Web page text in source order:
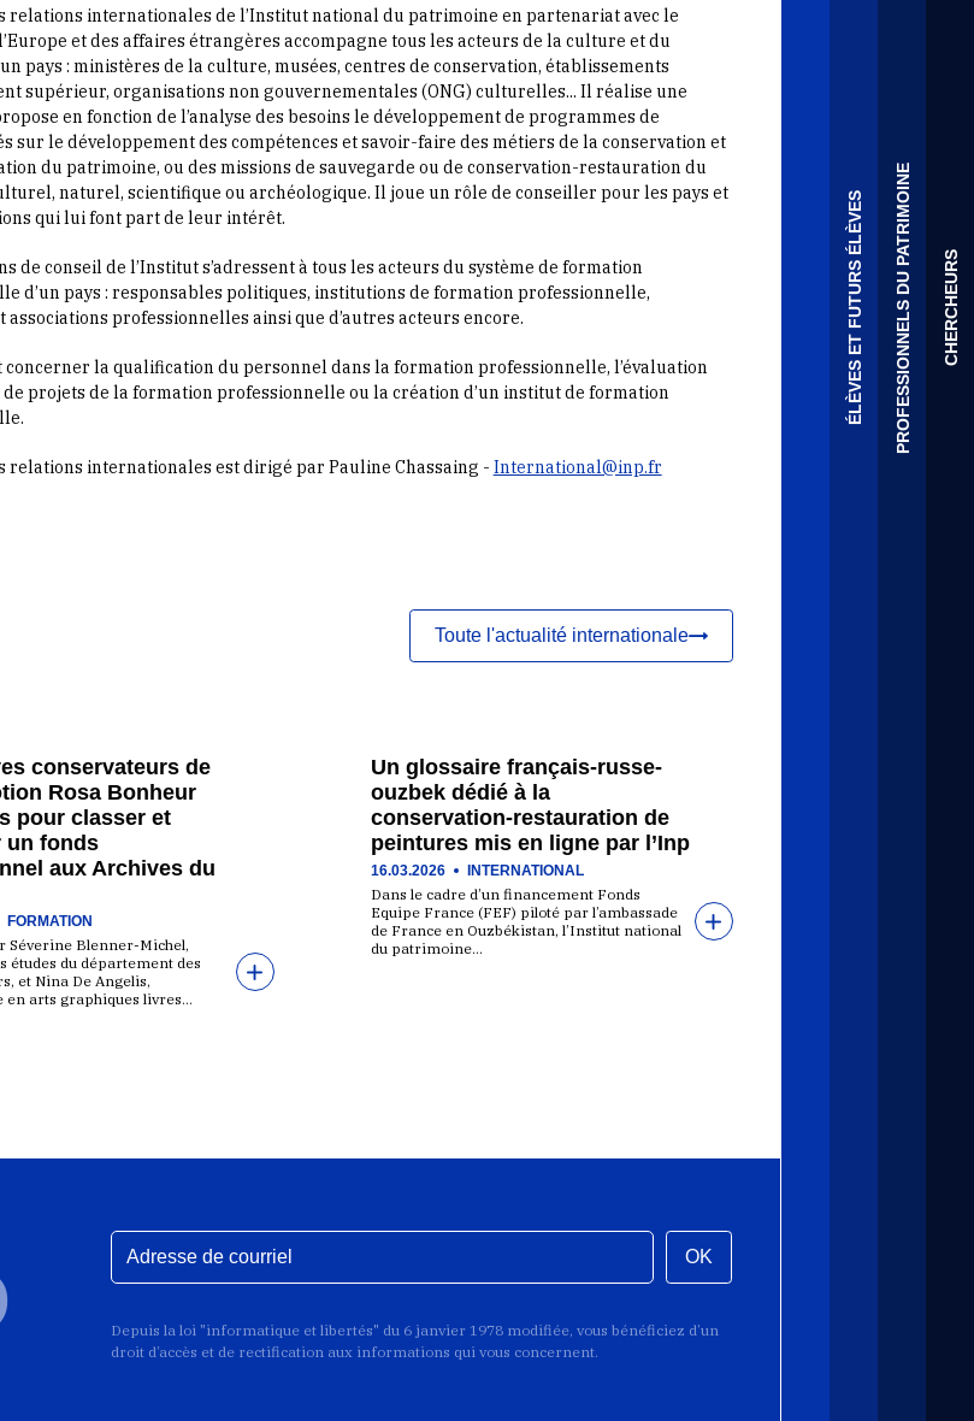
ÉLÈVES ET FUTURS ÉLÈVESPROFESSIONNELS DU PATRIMOINE CHERCHEURS
relations internationales de l’Institut national du patrimoine en partenariat avec le
et des affaires étrangères accompagne tous les acteurs de la culture et du
pays : ministères de la culture, musées, centres de conservation, établissements
supérieur, organisations non gouvernementales (ONG) culturelles... Il réalise une
en fonction de l’analyse des besoins le développement de programmes de
sur le développement des compétences et savoir-faire des métiers de la conservation et
du patrimoine, ou des missions de sauvegarde ou de conservation-restauration du
naturel, scientifique ou archéologique. Il joue un rôle de conseiller pour les pays et
qui lui font part de leur intérêt.
de conseil de l’Institut s’adressent à tous les acteurs du système de formation
d’un pays : responsables politiques, institutions de formation professionnelle,
professionnelles ainsi que d’autres acteurs encore.
concerner la qualification du personnel dans la formation professionnelle, l’évaluation
de projets de la formation professionnelle ou la création d’un institut de formation
relations internationales est dirigé par Pauline Chassaing - International@inp.fr
Toute l'actualité internationale
conservateurs de
Rosa Bonheur
pour classer et
un fonds
aux Archives du
FORMATION
Séverine Blenner-Michel,
études du département des
et Nina De Angelis,
en arts graphiques livres…
Un glossaire français-russe-
ouzbek dédié à la
conservation-restauration de
peintures mis en ligne par l’Inp
16.03.2026 INTERNATIONAL
Dans le cadre d’un financement Fonds
Equipe France (FEF) piloté par l’ambassade
de France en Ouzbékistan, l’Institut national
du patrimoine…
OK
Depuis la loi "informatique et libertés" du 6 janvier 1978 modifiée, vous bénéficiez d’un
droit d’accès et de rectification aux informations qui vous concernent.